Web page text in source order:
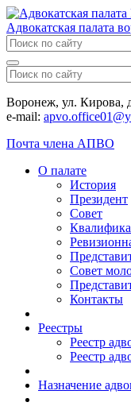
Адвокатская палата
Воронеж, ул. Кирова,
e-mail:
Почта члена АПВО
О палате
История
Президент
Совет
Совет
Контакты
Реестры
Реестр
Реестр
Назначение